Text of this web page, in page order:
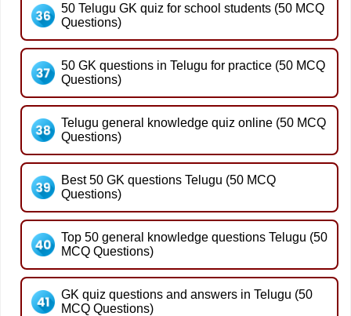
50 Telugu GK quiz for school students (50 MCQ
Questions)
50 GK questions in Telugu for practice (50 MCQ
Questions)
Telugu general knowledge quiz online (50 MCQ
Questions)
Best 50 GK questions Telugu (50 MCQ
Questions)
Top 50 general knowledge questions Telugu (50
MCQ Questions)
GK quiz questions and answers in Telugu (50
MCQ Questions)